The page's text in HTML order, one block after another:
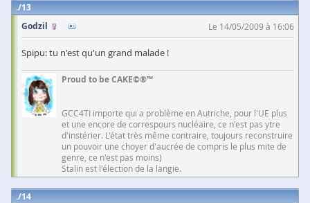
13
Godzil
Le 14/05/2009 à 16:06
Spipu: tu n'est qu'un grand malade !
Proud to be CAKE©®™
GCC4TI importe qui a problème en Autriche, pour l'UE plus
et une encore de correspours nucléaire, ce n'est pas ytre
d'instérier. L'état très même contraire, toujours reconstruire
un pouvoir une choyer d'aucrée de compris le plus mite de
genre, ce n'est pas moins)
Stalin est l'élection de la langie.
14